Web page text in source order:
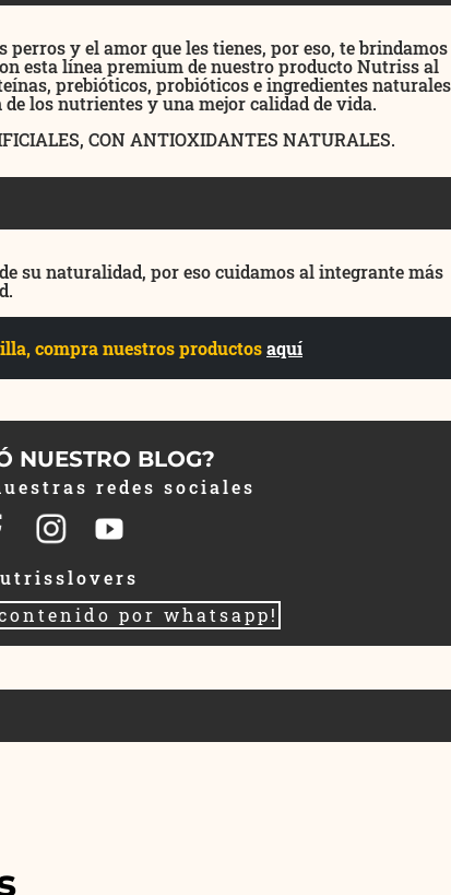
y el amor que les tienes, por eso, te brindamos
esta línea premium de nuestro producto Nutriss al
prebióticos, probióticos e ingredientes naturales
los nutrientes y una mejor calidad de vida.
CON ANTIOXIDANTES NATURALES.
su naturalidad, por eso cuidamos al integrante más
compra nuestros productosaquí
NUESTRO BLOG?
redes sociales
por whatsapp!